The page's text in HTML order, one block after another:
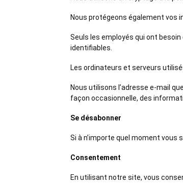
Nous protégeons également vos
Seuls les employés qui ont
identifiables.
Les ordinateurs et serveurs
Nous utilisons l’adresse e-mail
façon occasionnelle, des
Se désabonner
Si à n’importe quel moment vous
Consentement
En utilisant notre site, vous